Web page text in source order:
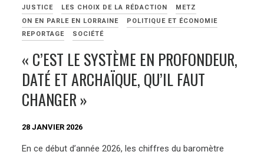
JUSTICE LES CHOIX DE LA RÉDACTION
METZ
ON EN PARLE EN LORRAINE
POLITIQUE ET ÉCONOMIE
REPORTAGE
SOCIÉTÉ
« C’EST LE SYSTÈME EN PROFONDEUR,
DATÉ ET ARCHAÏQUE, QU’IL FAUT
CHANGER »
28 JANVIER 2026
En ce début d’année 2026, les chiffres du baromètre